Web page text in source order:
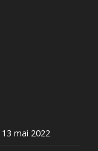
13 mai 2022